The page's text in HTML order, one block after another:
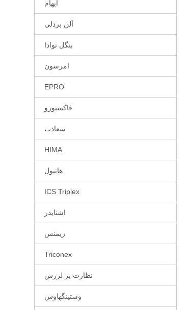
ابهام
آلن بردلی
بنگل نوادا
امرسون
EPRO
فاکسبورو
سعادت
HIMA
هانیول
ICS Triplex
اشنایدر
زیمنس
Triconex
نظارت بر لرزش
وستینگهاوس